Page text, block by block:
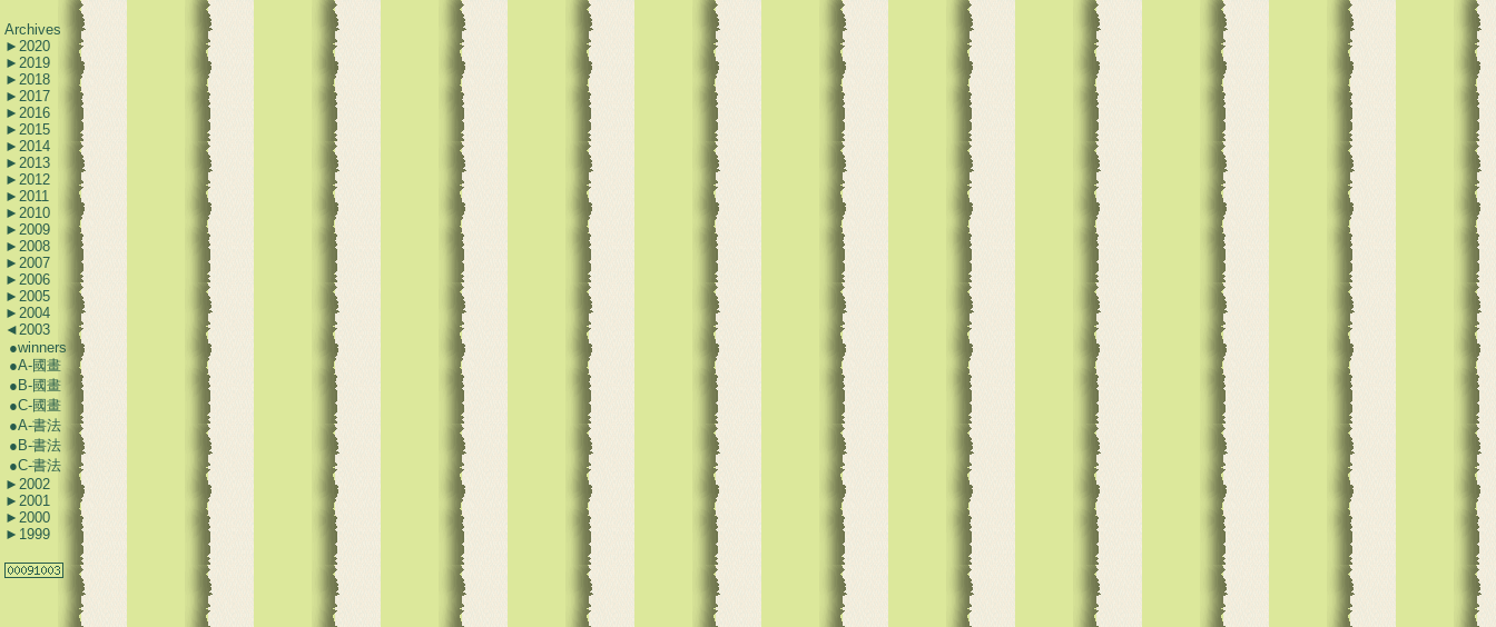
Archives
► 2020
► 2019
► 2018
► 2017
► 2016
► 2015
► 2014
► 2013
► 2012
► 2011
► 2010
► 2009
► 2008
► 2007
► 2006
► 2005
► 2004
◄2003
●winners
●A-國畫
● B-國畫
●C-國畫
●A-書法
● B-書法
●C-書法
► 2002
► 2001
► 2000
► 1999